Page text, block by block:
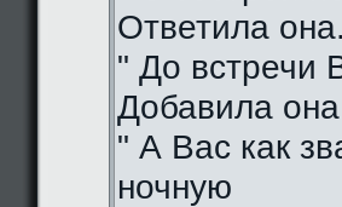
Ответила она.
" До встречи
Добавила
" А Вас как
ночную